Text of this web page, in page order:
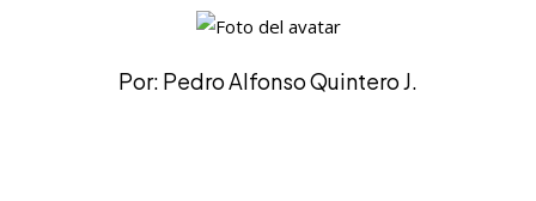
Por: Pedro Alfonso Quintero J.